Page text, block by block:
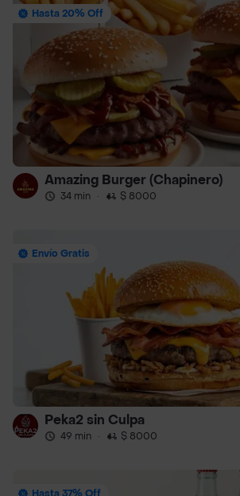
Hasta 20% Off
Amazing Burger (Chapinero)
34 min · $ 8000
Envío Gratis
Peka2 sin Culpa
49 min · $ 8000